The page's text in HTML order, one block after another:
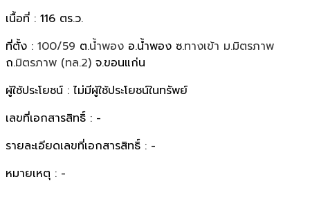
เนื้อที่ : 116 ตร.ว.
ที่ตั้ง : 100/59 ต.น้ำพอง อ.น้ำพอง ซ.ทางเข้า ม.มิตรภาพ
ถ.มิตรภาพ (ทล.2) จ.ขอนแก่น
ผู้ใช้ประโยชน์ : ไม่มีผู้ใช้ประโยชน์ในทรัพย์
เลขที่เอกสารสิทธิ์ : -
รายละเอียดเลขที่เอกสารสิทธิ์ : -
หมายเหตุ : -